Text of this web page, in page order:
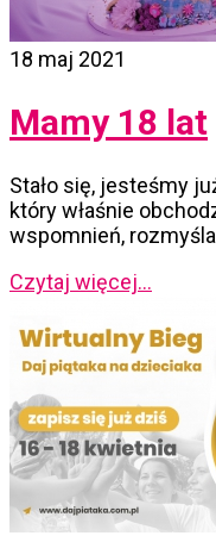
18 maj 2021
Mamy 18 lat
Stało się, jesteśmy
który właśnie
wspomnień,
Czytaj więcej...